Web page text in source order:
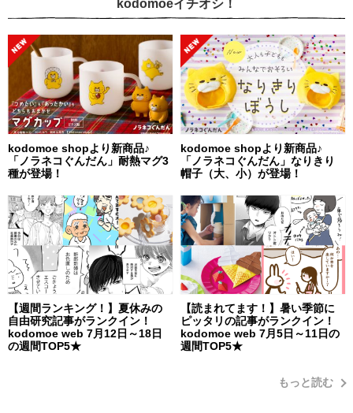
kodomoeイチオシ！
kodomoe shopより新商品♪
「ノラネコぐんだん」耐熱マグ3
種が登場！
kodomoe shopより新商品♪
「ノラネコぐんだん」なりきり
帽子（大、小）が登場！
【週間ランキング！】夏休みの
自由研究記事がランクイン！
kodomoe web 7月12日～18日
の週間TOP5★
【読まれてます！】暑い季節に
ピッタリの記事がランクイン！
kodomoe web 7月5日～11日の
週間TOP5★
もっと読む